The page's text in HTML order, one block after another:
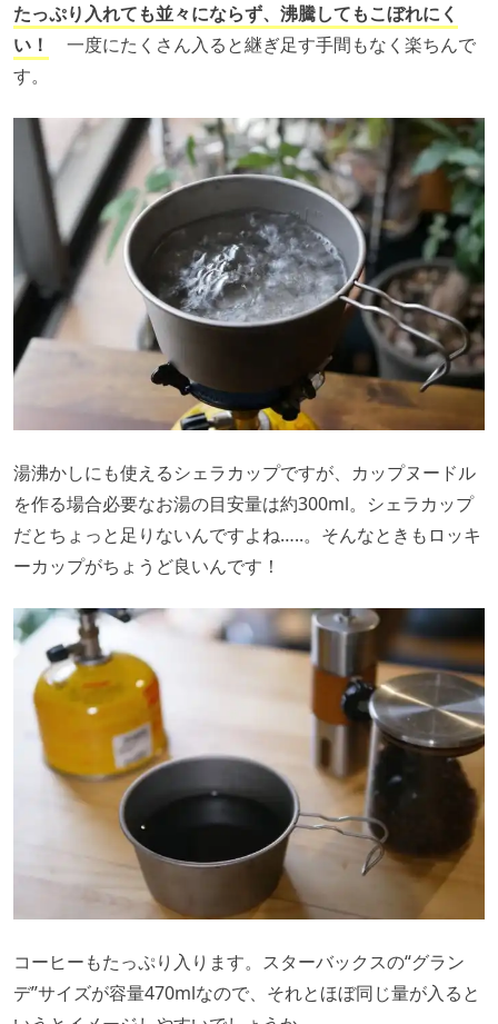
たっぷり入れても並々にならず、沸騰してもこぼれにく
い！
一度にたくさん入ると継ぎ足す手間もなく楽ちんで
す。
湯沸かしにも使えるシェラカップですが、カップヌードル
を作る場合必要なお湯の目安量は約300ml。シェラカップ
だとちょっと足りないんですよね…..。そんなときもロッキ
ーカップがちょうど良いんです！
コーヒーもたっぷり入ります。スターバックスの“グラン
デ”サイズが容量470mlなので、それとほぼ同じ量が入ると